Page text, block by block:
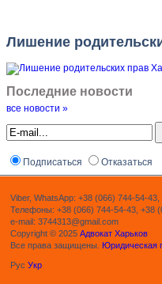
Лишение
Последние новости
все новости »
Подписаться Отказаться
Viber, WhatsApp: +38 (066) 744-54-
Телефоны: +38 (066) 744-54-43, +38
e-mail: 3744313@gmail.com
Copyright © 2025 Адвокат Харьков
Все права защищены. Юридическая
Рус Укр